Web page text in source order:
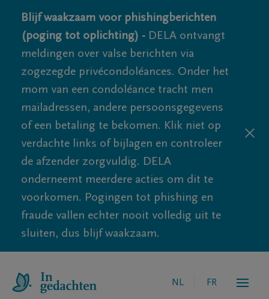
Blijf waakzaam voor phishingberichten
(poging tot oplichting) - DELA ontvangt
meldingen over valse berichten via
zogezegde privécondoléances. Onder het
mom van een condoléance tracht men
mailadressen, andere persoonsgegevens
of een betaling te bekomen. Klik niet op
verdachte links of bijlagen en controleer
de afzender zorgvuldig. DELA
onderneemt meerdere acties om dit te
voorkomen. Pogingen tot phishing en
fraude vallen echter nooit volledig uit te
sluiten, dus blijf waakzaam.
NL FR